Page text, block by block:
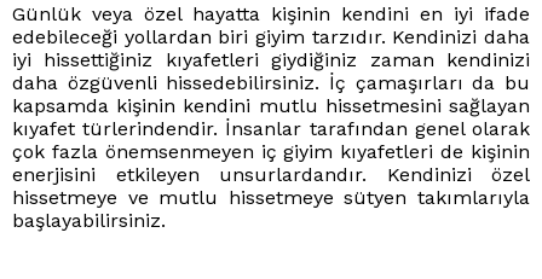
Günlük veya özel hayatta kişinin kendini en iyi ifade
edebileceği yollardan biri giyim tarzıdır. Kendinizi daha
iyi hissettiğiniz kıyafetleri giydiğiniz zaman kendinizi
daha özgüvenli hissedebilirsiniz. İç çamaşırları da bu
kapsamda kişinin kendini mutlu hissetmesini sağlayan
kıyafet türlerindendir. İnsanlar tarafından genel olarak
çok fazla önemsenmeyen iç giyim kıyafetleri de kişinin
enerjisini etkileyen unsurlardandır. Kendinizi özel
hissetmeye ve mutlu hissetmeye sütyen takımlarıyla
başlayabilirsiniz.